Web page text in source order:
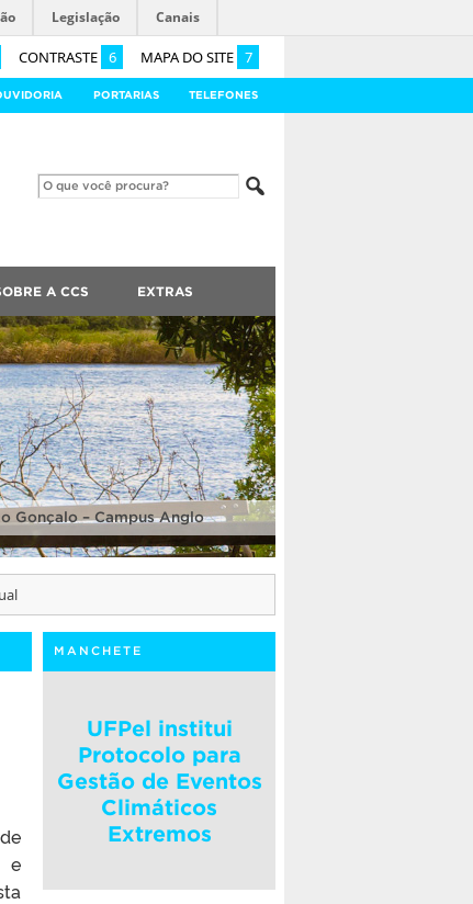
CONTRASTE 6 MAPA DO SITE 7
Legislação Canais
PORTARIAS TELEFONES
A CCS EXTRAS
Gonçalo – Campus Anglo
e
MANCHETE
UFPel institui
Protocolo para
Gestão de Eventos
Climáticos
Extremos